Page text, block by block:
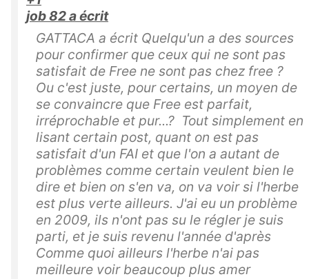
job 82 a écrit
GATTACA a écrit Quelqu'un a des sources
pour confirmer que ceux qui ne sont pas
satisfait de Free ne sont pas chez free ?
Ou c'est juste, pour certains, un moyen de
se convaincre que Free est parfait,
irréprochable et pur...? Tout simplement en
lisant certain post, quant on est pas
satisfait d'un FAI et que l'on a autant de
problèmes comme certain veulent bien le
dire et bien on s'en va, on va voir si l'herbe
est plus verte ailleurs. J'ai eu un problème
en 2009, ils n'ont pas su le régler je suis
parti, et je suis revenu l'année d'après
Comme quoi ailleurs l'herbe n'ai pas
meilleure voir beaucoup plus amer